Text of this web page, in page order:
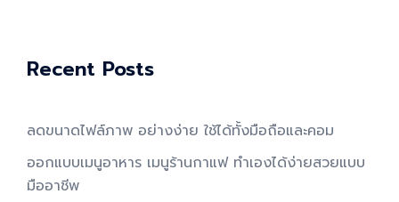
Recent Posts
ลดขนาดไฟล์ภาพ อย่างง่าย ใช้ได้ทั้งมือถือและคอม
ออกแบบเมนูอาหาร เมนูร้านกาแฟ ทำเองได้ง่ายสวยแบบ
มืออาชีพ